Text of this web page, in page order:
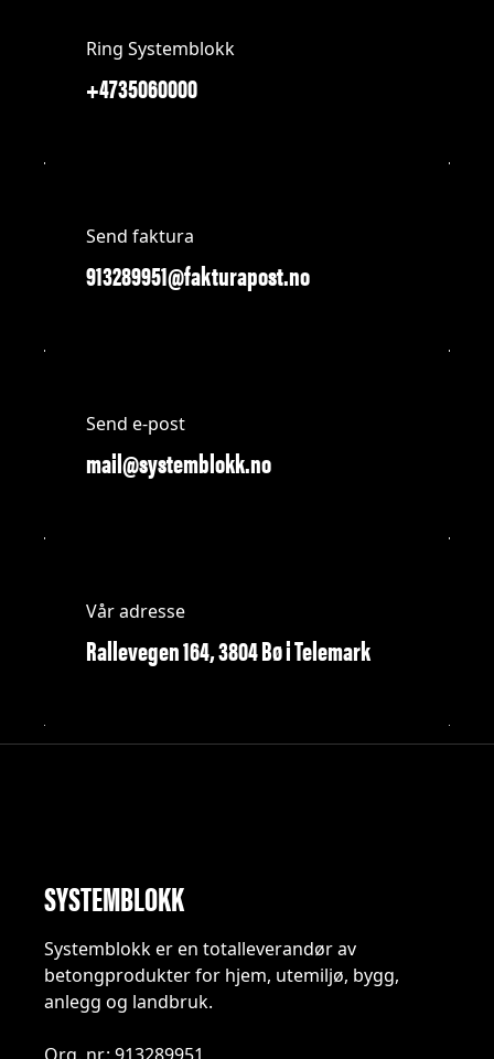
Ring Systemblokk
+4735060000
Send faktura
913289951@fakturapost.no
Send e-post
mail@systemblokk.no
Vår adresse
Rallevegen 164, 3804 Bø i Telemark
SYSTEMBLOKK
Systemblokk er en totalleverandør av
betongprodukter for hjem, utemiljø, bygg,
anlegg og landbruk.